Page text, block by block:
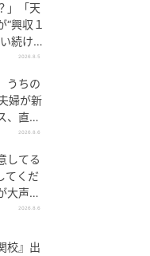
」「天
興収１
続け
声”2026.8.5
うちの
婦が新
、直後
2026.8.6
してる
てくだ
大声で
2026.8.6
校』出